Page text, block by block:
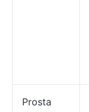
Prosta